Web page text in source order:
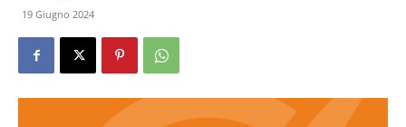
19 Giugno 2024